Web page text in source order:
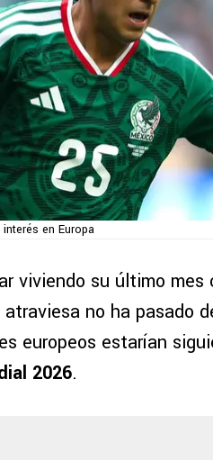
en Europa
viviendo su último mes
no ha pasado
europeos estarían
2026.